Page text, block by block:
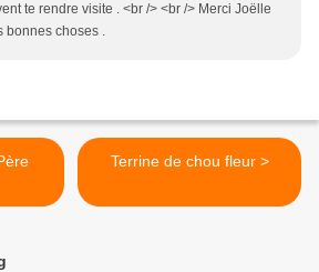
te rendre visite . <br /> <br /> Merci Joëlle
bonnes choses .
Terrine de chou fleur >